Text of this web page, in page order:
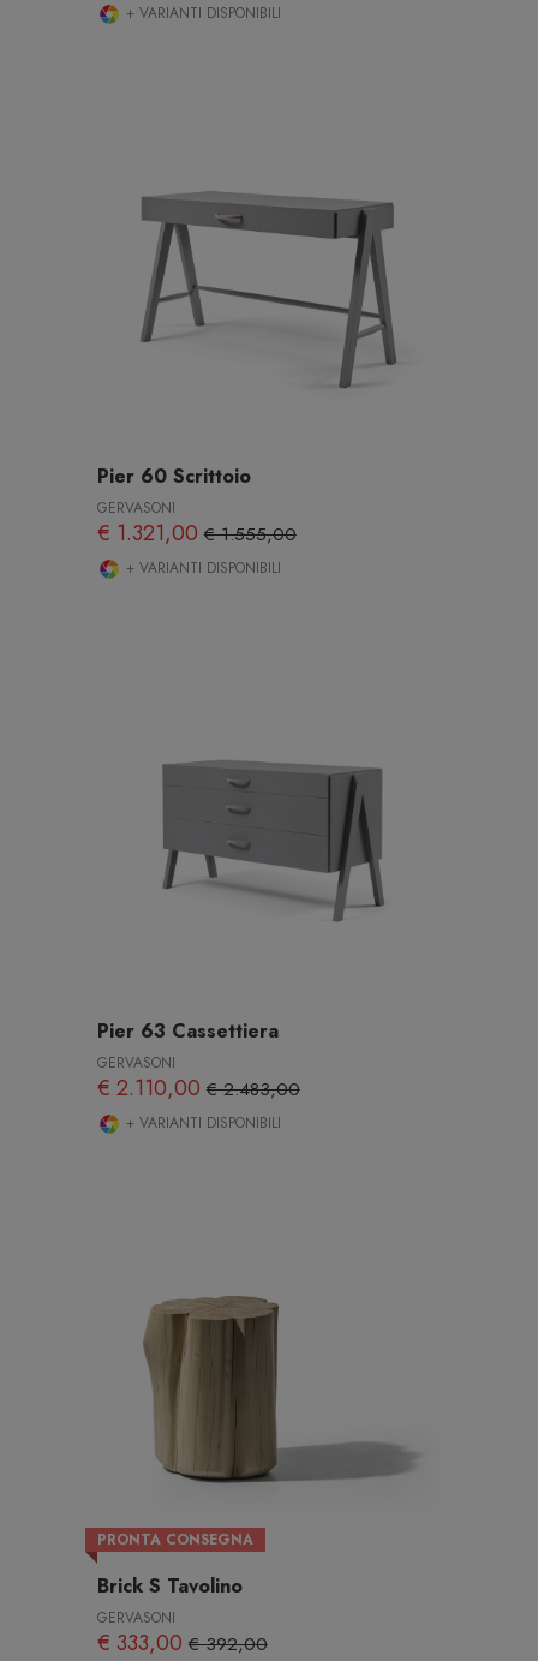
+ VARIANTI DISPONIBILI
Pier 60 Scrittoio
GERVASONI
€ 1.321,00€ 1.555,00
+ VARIANTI DISPONIBILI
Pier 63 Cassettiera
GERVASONI
€ 2.110,00€ 2.483,00
+ VARIANTI DISPONIBILI
PRONTA CONSEGNA
Brick S Tavolino
GERVASONI
€ 333,00€ 392,00